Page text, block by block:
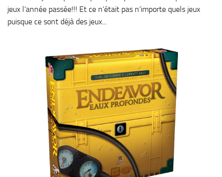
jeux l’année passée!!! Et ce n’était pas n’importe quels jeux
puisque ce sont déjà des jeux...